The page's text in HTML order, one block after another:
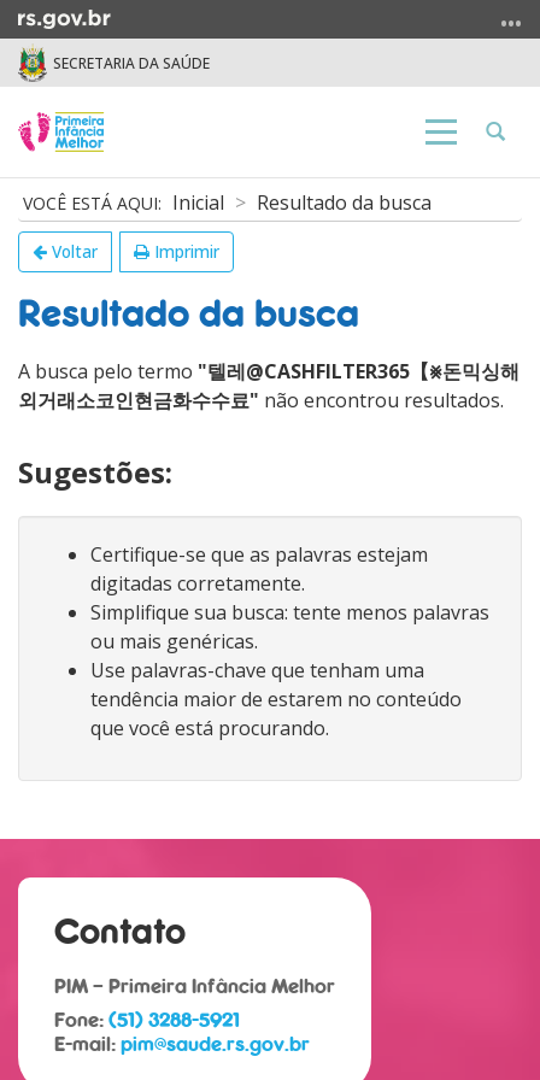
para
para
o
menu
para
busca
SECRETARIA DA SAÚDE
Alterna
Abrir
Início
do
conteúdo
Inicial Resultado da busca
Voltar Imprimir
Resultado da busca
A busca pelo termo "텔레@CASHFILTER365【⨳돈믹싱해
외거래소코인현금화수수료" não encontrou resultados.
Sugestões:
Certifique-se que as palavras estejam
digitadas corretamente.
Simplifique sua busca: tente menos palavras
ou mais genéricas.
Use palavras-chave que tenham uma
tendência maior de estarem no conteúdo
que você está procurando.
Contato
PIM – Primeira Infância Melhor
Fone: (51) 3288-5921
E-mail: pim@saude.rs.gov.br